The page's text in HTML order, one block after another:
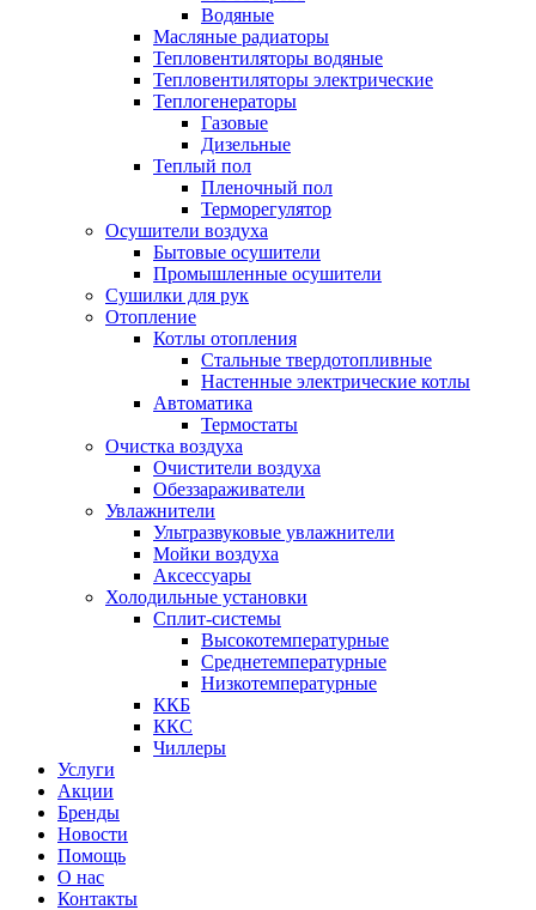
Водяные
Масляные радиаторы
Тепловентиляторы водяные
Тепловентиляторы электрические
Теплогенераторы
Газовые
Дизельные
Теплый пол
Пленочный пол
Терморегулятор
Осушители воздуха
Бытовые осушители
Промышленные осушители
Сушилки для рук
Отопление
Котлы отопления
Стальные твердотопливные
Настенные электрические котлы
Автоматика
Термостаты
Очистка воздуха
Очистители воздуха
Обеззараживатели
Увлажнители
Ультразвуковые увлажнители
Мойки воздуха
Аксессуары
Холодильные установки
Сплит-системы
Высокотемпературные
Среднетемпературные
Низкотемпературные
ККБ
ККС
Чиллеры
Услуги
Акции
Бренды
Новости
Помощь
О нас
Контакты